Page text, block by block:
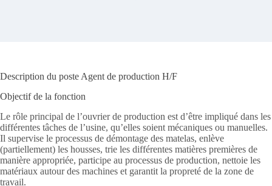
Description du poste Agent de production H/F
Objectif de la fonction
Le rôle principal de l’ouvrier de production est d’être impliqué dans les
différentes tâches de l’usine, qu’elles soient mécaniques ou manuelles.
Il supervise le processus de démontage des matelas, enlève
(partiellement) les housses, trie les différentes matières premières de
manière appropriée, participe au processus de production, nettoie les
matériaux autour des machines et garantit la propreté de la zone de
travail.